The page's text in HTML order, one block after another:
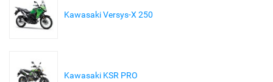
Kawasaki Versys-X 250
Kawasaki KSR PRO